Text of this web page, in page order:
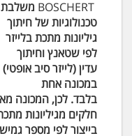
BOSCHERT משלבת
טכנולוגיות של חיתוך
גיליונות מתכת בלייזר
לפי שטאנץ וחיתוך
עדין (לייזר סיב אופטי)
במכונה אחת
בלבד. לכן, המכונה
חלקים מגיליונות
בייצור לפי מספר